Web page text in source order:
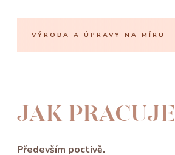
VÝROBA A ÚPRAVY NA MÍRU
JAK
Především poctivě.